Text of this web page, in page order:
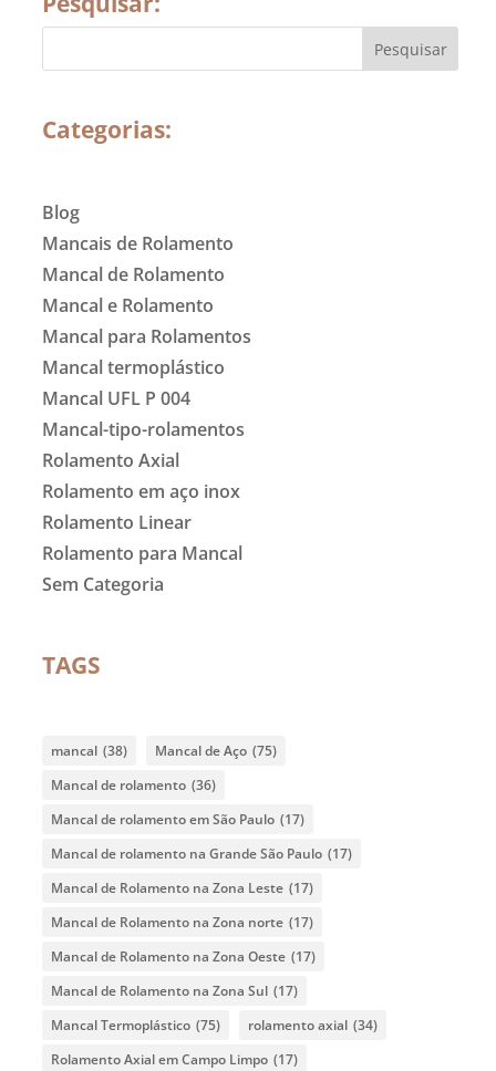
Categorias:
Blog
Mancais de Rolamento
Mancal de Rolamento
Mancal e Rolamento
Mancal para Rolamentos
Mancal termoplástico
Mancal UFL P 004
Mancal-tipo-rolamentos
Rolamento Axial
Rolamento em aço inox
Rolamento Linear
Rolamento para Mancal
Sem Categoria
TAGS
mancal (38) Mancal de Aço (75)
Mancal de rolamento (36)
Mancal de rolamento em São Paulo (17)
Mancal de rolamento na Grande São Paulo (17)
Mancal de Rolamento na Zona Leste (17)
Mancal de Rolamento na Zona norte (17)
Mancal de Rolamento na Zona Oeste (17)
Mancal de Rolamento na Zona Sul (17)
Mancal Termoplástico (75) rolamento axial (34)
Rolamento Axial em Campo Limpo (17)